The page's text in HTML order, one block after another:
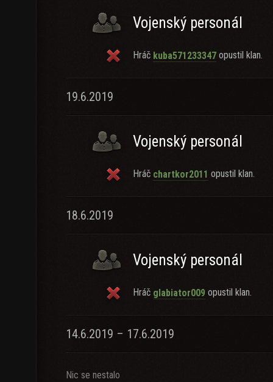
Vojenský personál
Hráč kuba571233347 opustil klan.
19.6.2019
Vojenský personál
Hráč chartkor2011 opustil klan.
18.6.2019
Vojenský personál
Hráč glabiator009 opustil klan.
14.6.2019 – 17.6.2019
Nic se nestalo